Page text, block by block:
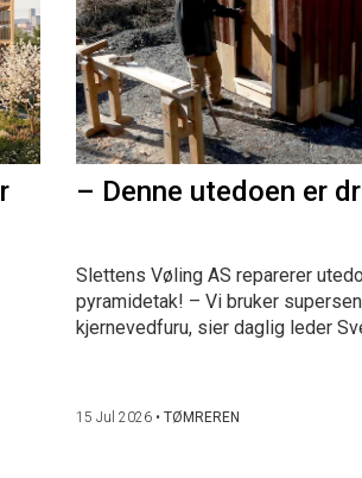
– Denne utedoen er
Slettens Vøling AS reparerer
pyramidetak! – Vi bruker
kjernevedfuru, sier daglig leder
15 Jul 2026• TØMREREN